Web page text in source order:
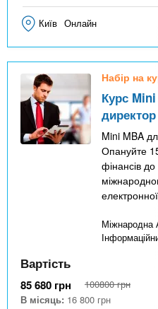
Київ Онлайн
Набір на
Курс
директор
Mini MBA
Опануйте
фінансів до
Міжнародна
Вартість
85 680 грн 100800 грн
В місяць: 16 800 грн